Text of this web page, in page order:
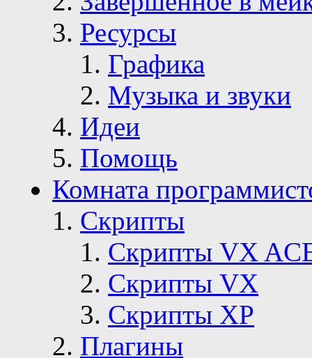
Ресурсы
Графика
Музыка и звуки
Идеи
Помощь
Комната
Скрипты
Скрипты VX
Скрипты VX
Скрипты ХР
Плагины